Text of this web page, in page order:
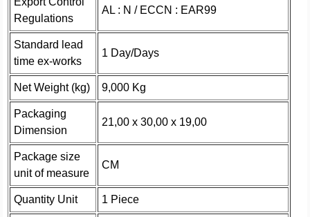
Regulations
AL : N / ECCN : EAR99
Standard lead
time ex-works
1 Day/Days
Net Weight (kg) 9,000 Kg
Packaging
Dimension
21,00 x 30,00 x 19,00
Package size
unit of measure
CM
Quantity Unit 1 Piece